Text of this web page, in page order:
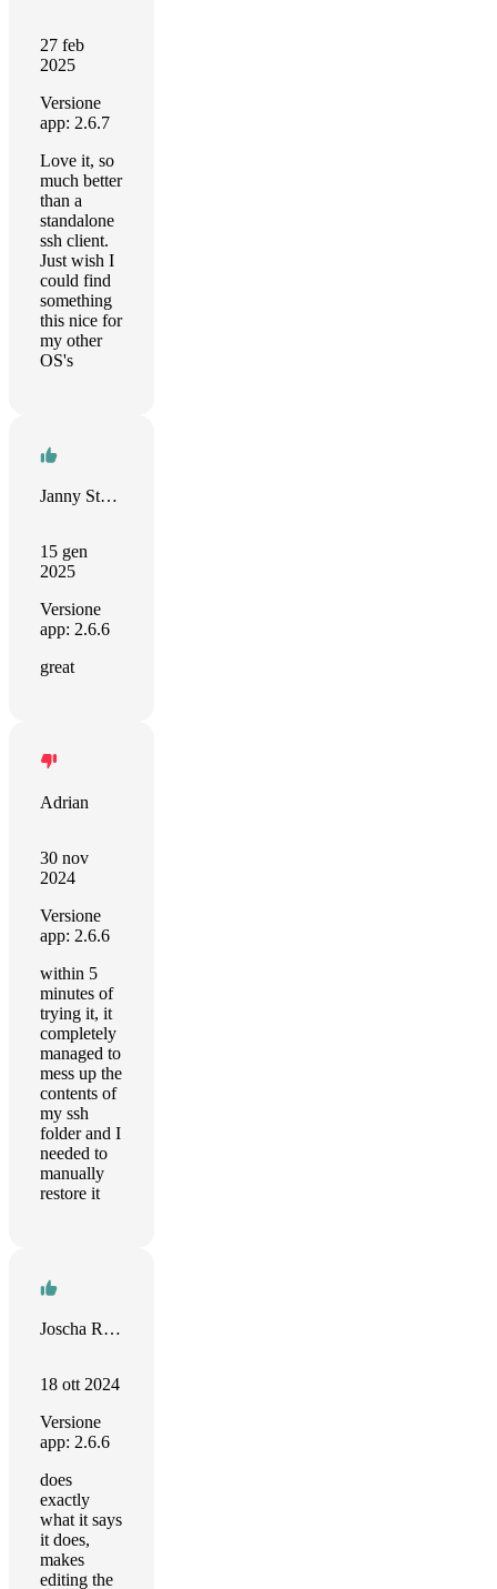
27 feb
2025
Versione
app: 2.6.7
Love it, so
much better
than a
standalone
ssh client.
Just wish I
could find
something
this nice for
my other
OS's
Janny Stamenov
15 gen
2025
Versione
app: 2.6.6
great
Adrian
30 nov
2024
Versione
app: 2.6.6
within 5
minutes of
trying it, it
completely
managed to
mess up the
contents of
my ssh
folder and I
needed to
manually
restore it
Joscha Rapp
18 ott 2024
Versione
app: 2.6.6
does
exactly
what it says
it does,
makes
editing the